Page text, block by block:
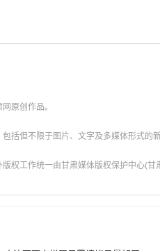
原创作品。
包括但不限于图片、文字及多媒体形式的
权工作统一由甘肃媒体版权保护中心(